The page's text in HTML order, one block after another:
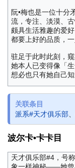
阮•梅也是一位十
流，专注、淡漠、
颇具生活雅趣的爱
都要上好的品质，一
驻足于此时此刻，
她本人已变得像「
想必也只有她自己知
关联条目
派系#天才俱乐部、
波尔卡•卡卡目
天才俱乐部#4，号
象一样神秘——她曾